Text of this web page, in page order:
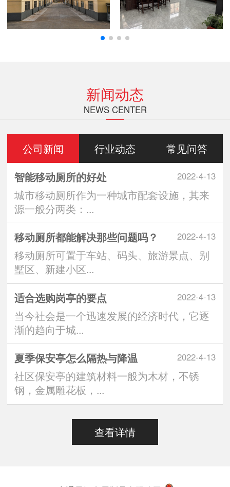
新闻动态
NEWS CENTER
公司新闻 行业动态 常见问答
2022-4-13
智能移动厕所的好处
城市移动厕所作为一种城市配套设施，其来
源一般分两类：...
2022-4-13
移动厕所都能解决那些问题吗？
移动厕所可置于车站、码头、旅游景点、别
墅区、新建小区...
2022-4-13
适合选购岗亭的要点
当今社会是一个迅速发展的经济时代，它逐
渐的趋向于城...
2022-4-13
夏季保安亭怎么隔热与降温
社区保安亭的建筑材料一般为木材，不锈
钢，金属雕花板，...
查看详情